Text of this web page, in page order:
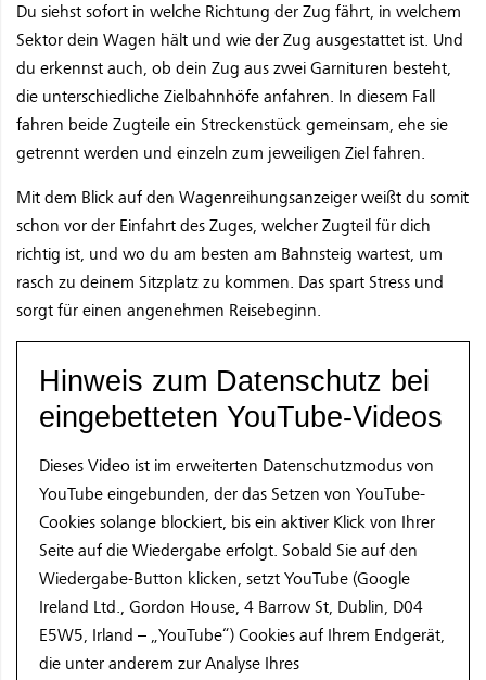
Du siehst sofort in welche Richtung der Zug fährt, in welchem
Sektor dein Wagen hält und wie der Zug ausgestattet ist. Und
du erkennst auch, ob dein Zug aus zwei Garnituren besteht,
die unterschiedliche Zielbahnhöfe anfahren. In diesem Fall
fahren beide Zugteile ein Streckenstück gemeinsam, ehe sie
getrennt werden und einzeln zum jeweiligen Ziel fahren.
Mit dem Blick auf den Wagenreihungsanzeiger weißt du somit
schon vor der Einfahrt des Zuges, welcher Zugteil für dich
richtig ist, und wo du am besten am Bahnsteig wartest, um
rasch zu deinem Sitzplatz zu kommen. Das spart Stress und
sorgt für einen angenehmen Reisebeginn.
Hinweis zum Datenschutz bei
eingebetteten YouTube-Videos
Dieses Video ist im erweiterten Datenschutzmodus von
YouTube eingebunden, der das Setzen von YouTube-
Cookies solange blockiert, bis ein aktiver Klick von Ihrer
Seite auf die Wiedergabe erfolgt. Sobald Sie auf den
Wiedergabe-Button klicken, setzt YouTube (Google
Ireland Ltd., Gordon House, 4 Barrow St, Dublin, D04
E5W5, Irland – „YouTube“) Cookies auf Ihrem Endgerät,
die unter anderem zur Analyse Ihres